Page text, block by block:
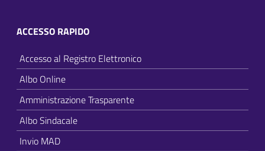
ACCESSO RAPIDO
Accesso al Registro Elettronico
Albo Online
Amministrazione Trasparente
Albo Sindacale
Invio MAD